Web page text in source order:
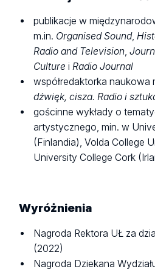
publikacje w
m.in. Organised Sound,
Radio and Television,
Culture iRadio Journal
współredaktorka
dźwięk, cisza. Radio i
gościnne wykłady o
artystycznego, min. w
(Finlandia), Volda College
University College Cork
Wyróżnienia
Nagroda Rektora UŁ za
(2022)
Nagroda Dziekana